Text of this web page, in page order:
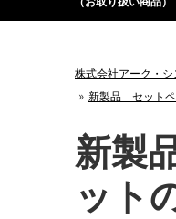
株式会社アーク・
新製品 セットペ
新製
ット